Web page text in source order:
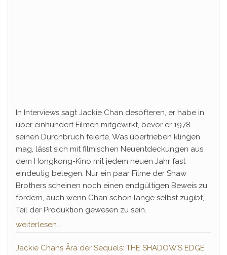
In Interviews sagt Jackie Chan desöfteren, er habe in
über einhundert Filmen mitgewirkt, bevor er 1978
seinen Durchbruch feierte. Was übertrieben klingen
mag, lässt sich mit filmischen Neuentdeckungen aus
dem Hongkong-Kino mit jedem neuen Jahr fast
eindeutig belegen. Nur ein paar Filme der Shaw
Brothers scheinen noch einen endgültigen Beweis zu
fordern, auch wenn Chan schon lange selbst zugibt,
Teil der Produktion gewesen zu sein.
weiterlesen...
Jackie Chans Ära der Sequels: THE SHADOW’S EDGE